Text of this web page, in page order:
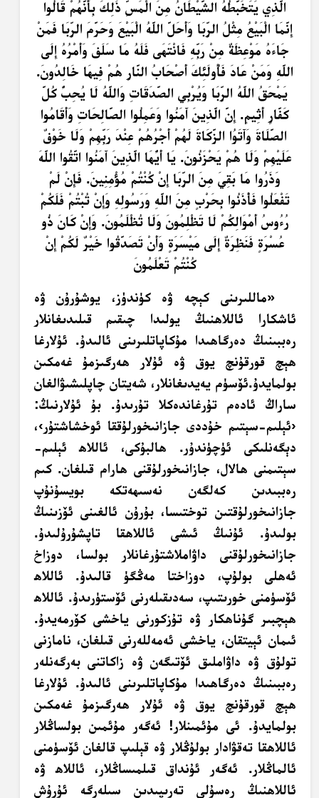
الَّذِي يَتَخَبَّطُهُ الشَّيْطَانُ مِنَ الْمَسِّ ذَلِكَ بِأَنَّهُمْ قَالُوا
إِنَّمَا الْبَيْعُ مِثْلُ الرِّبَا وَأَحَلَّ اللَّهُ الْبَيْعَ وَحَرَّمَ الرِّبَا فَمَنْ
جَاءَهُ مَوْعِظَةٌ مِنْ رَبِّهِ فَانْتَهَى فَلَهُ مَا سَلَفَ وَأَمْرُهُ إِلَى
اللَّهِ وَمَنْ عَادَ فَأُولَئِكَ أَصْحَابُ النَّارِ هُمْ فِيهَا خَالِدُونَ.
يَمْحَقُ اللَّهُ الرِّبَا وَيُرْبِي الصَّدَقَاتِ وَاللَّهُ لَا يُحِبُّ كُلَّ
كَفَّارٍ أَثِيمٍ. إِنَّ الَّذِينَ آَمَنُوا وَعَمِلُوا الصَّالِحَاتِ وَأَقَامُوا
الصَّلَاةَ وَآَتَوُا الزَّكَاةَ لَهُمْ أَجْرُهُمْ عِنْدَ رَبِّهِمْ وَلَا خَوْفٌ
عَلَيْهِمْ وَلَا هُمْ يَحْزَنُونَ. يَا أَيُّهَا الَّذِينَ آَمَنُوا اتَّقُوا اللَّهَ
وَذَرُوا مَا بَقِيَ مِنَ الرِّبَا إِنْ كُنْتُمْ مُؤْمِنِينَ. فَإِنْ لَمْ
تَفْعَلُوا فَأْذَنُوا بِحَرْبٍ مِنَ اللَّهِ وَرَسُولِهِ وَإِنْ تُبْتُمْ فَلَكُمْ
رُءُوسُ أَمْوَالِكُمْ لَا تَظْلِمُونَ وَلَا تُظْلَمُونَ. وَإِنْ كَانَ ذُو
عُسْرَةٍ فَنَظِرَةٌ إِلَى مَيْسَرَةٍ وَأَنْ تَصَدَّقُوا خَيْرٌ لَكُمْ إِنْ
كُنْتُمْ تَعْلَمُونَ
«ماللىرىنى كېچە ۋە كۈندۈز، يوشۇرۇن ۋە
ئاشكارا ئاللاھنىڭ يولىدا چىقىم قىلىدىغانلار
رەببىنىڭ دەرگاھىدا مۇكاپاتلىرىنى ئالىدۇ. ئۇلارغا
ھېچ قورقۇنچ يوق ۋە ئۇلار ھەرگىزمۇ غەمكىن
بولمايدۇ.ئۆسۈم يەيدىغانلار، شەيتان چاپلىشىۋالغان
ساراڭ ئادەم تۇرغاندەكلا تۇرىدۇ. بۇ ئۇلارنىڭ:
‹ئېلىم-سېتىم خۇددى جازانىخورلۇققا ئوخشاشتۇر›،
دېگەنلىكى ئۈچۈندۇر. ھالبۇكى، ئاللاھ ئېلىم-
سېتىمنى ھالال، جازانىخورلۇقنى ھارام قىلغان. كىم
رەببىدىن كەلگەن نەسىھەتكە بويسۇنۇپ
جازانىخورلۇقتىن توختىسا، بۇرۇن ئالغىنى ئۆزىنىڭ
بولىدۇ. ئۇنىڭ ئىشى ئاللاھقا تاپشۇرۇلىدۇ.
جازانىخورلۇقنى داۋاملاشتۇرغانلار بولسا، دوزاخ
ئەھلى بولۇپ، دوزاختا مەڭگۈ قالىدۇ. ئاللاھ
ئۆسۈمنى خورىتىپ، سەدىقىلەرنى ئۆستۈرىدۇ. ئاللاھ
ھېچبىر گۇناھكار ۋە تۇزكورنى ياخشى كۆرمەيدۇ.
ئىمان ئېيتقان، ياخشى ئەمەللەرنى قىلغان، نامازنى
تولۇق ۋە داۋاملىق ئۆتىگەن ۋە زاكاتنى بەرگەنلەر
رەببىنىڭ دەرگاھىدا مۇكاپاتلىرىنى ئالىدۇ. ئۇلارغا
ھېچ قورقۇنچ يوق ۋە ئۇلار ھەرگىزمۇ غەمكىن
بولمايدۇ. ئى مۇئمىنلار! ئەگەر مۇئمىن بولساڭلار
ئاللاھقا تەقۋادار بولۇڭلار ۋە قېلىپ قالغان ئۆسۈمنى
ئالماڭلار. ئەگەر ئۇنداق قىلمىساڭلار، ئاللاھ ۋە
ئاللاھنىڭ رەسۇلى تەرىپىدىن سىلەرگە ئۇرۇش